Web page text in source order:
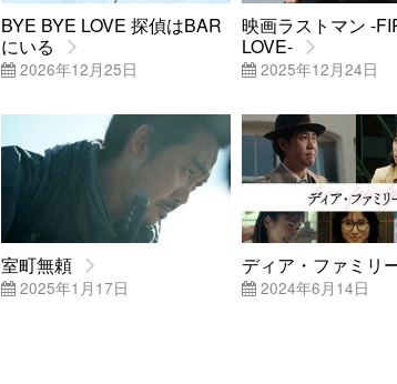
BYE BYE LOVE 探偵はBAR
にいる
2026年12月25日
映画ラストマン -
LOVE-
2025年12月24日
室町無頼
2025年1月17日
ディア・ファミリ
2024年6月14日